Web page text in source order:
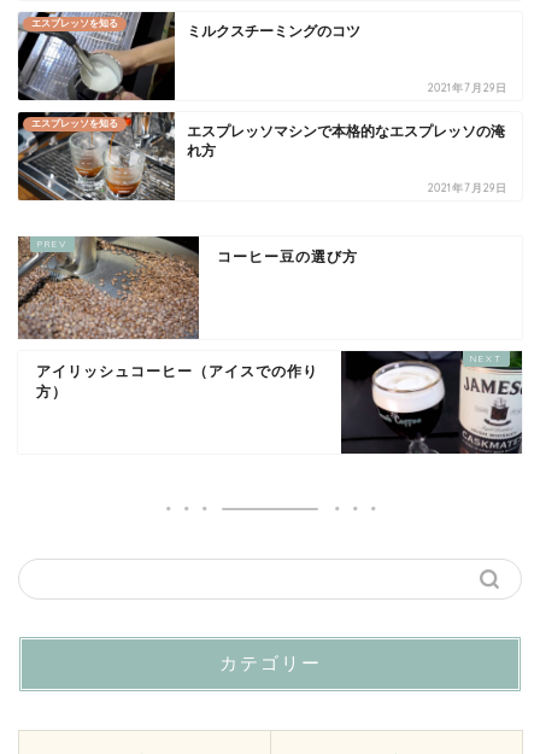
エスプレッソを知る ミルクスチーミングのコツ
2021年7月29日
エスプレッソを知る
エスプレッソマシンで本格的なエスプレッソの淹
れ方
2021年7月29日
コーヒー豆の選び方
アイリッシュコーヒー（アイスでの作り
方）
カテゴリー